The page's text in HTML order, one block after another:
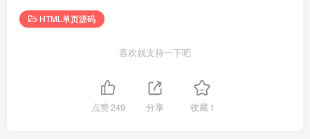
HTML单页源码
喜欢就支持一下吧
点赞249 分享 收藏1